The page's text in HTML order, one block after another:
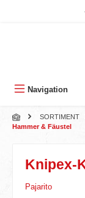
Zum Hauptinhalt
Navigation
SORTIMENT
Hammer & Fäustel
Knipex-
Pajarito